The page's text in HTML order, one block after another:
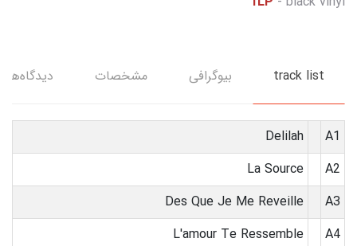
track list بیوگرافی مشخصات دیدگاه‌ها
A1
Delilah
A2
La Source
A3
Des Que Je Me Reveille
A4
L'amour Te Ressemble